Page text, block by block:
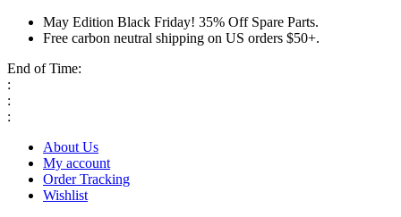
May Edition Black Friday! 35% Off Spare Parts.
Free carbon neutral shipping on US orders $50+.
End of Time:
:
:
:
About Us
My account
Order Tracking
Wishlist